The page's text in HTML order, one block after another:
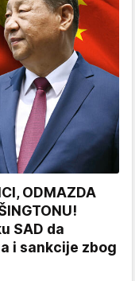
ODMAZDA
SAD da
i sankcije zbog